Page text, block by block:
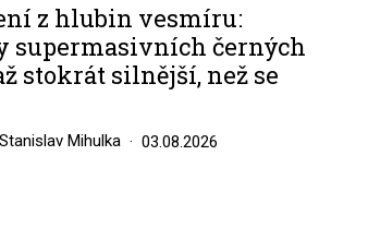
z hlubin vesmíru:
supermasivních černých
stokrát silnější, než se
Stanislav Mihulka 03.08.2026